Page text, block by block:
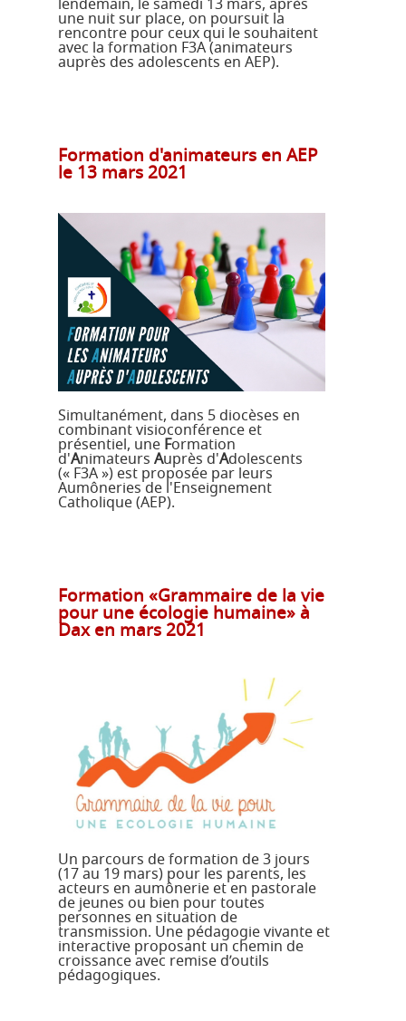
lendemain, le samedi 13 mars, après
une nuit sur place, on poursuit la
rencontre pour ceux qui le souhaitent
avec la formation F3A (animateurs
auprès des adolescents en AEP).
Formation d'animateurs en AEP
le 13 mars 2021
Simultanément, dans 5 diocèses en
combinant visioconférence et
présentiel, une Formation
d'Animateurs Auprès d'Adolescents
(« F3A ») est proposée par leurs
Aumôneries de l'Enseignement
Catholique (AEP).
Formation «Grammaire de la vie
pour une écologie humaine» à
Dax en mars 2021
Un parcours de formation de 3 jours
(17 au 19 mars) pour les parents, les
acteurs en aumônerie et en pastorale
de jeunes ou bien pour toutes
personnes en situation de
transmission. Une pédagogie vivante et
interactive proposant un chemin de
croissance avec remise d’outils
pédagogiques.